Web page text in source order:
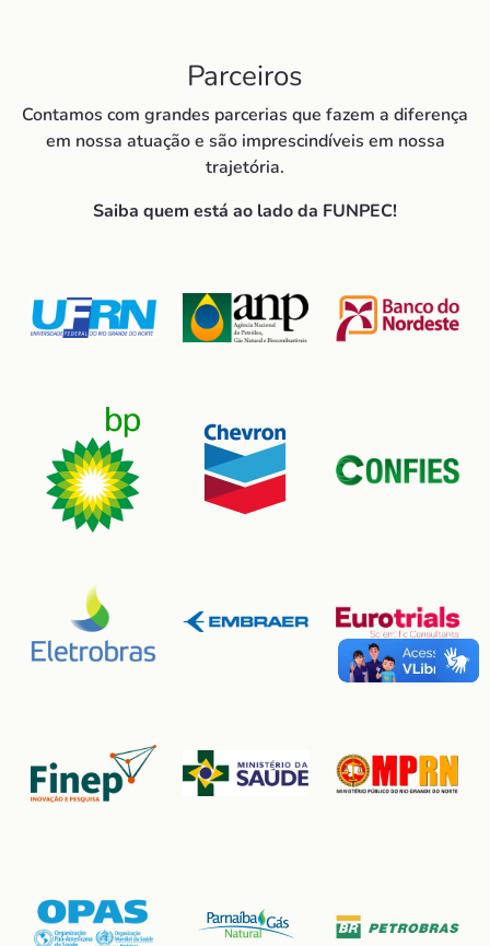
Parceiros
Contamos com grandes parcerias que fazem a diferença
em nossa atuação e são imprescindíveis em nossa
trajetória.
Saiba quem está ao lado da FUNPEC!